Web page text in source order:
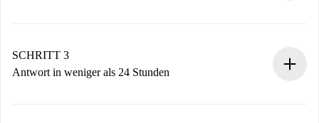
Denk daran, dass wir dich erst belasten, wenn der
Vermieter zustimmt.
SCHRITT 3
Antwort in weniger als 24 Stunden